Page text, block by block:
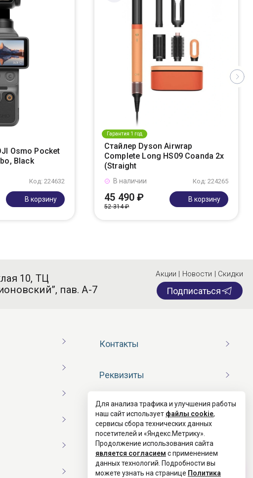
Osmo Pocket
Black
Код: 224632
В корзину
Гарантия 1 год
Стайлер Dyson Airwrap
Complete Long HS09 Coanda 2x
(Straight
Код: 224265
В наличии
45 490 ₽
52 314 ₽
В корзину
10, ТЦ
пав. А-7
Акции | Новости | Скидки
Подписаться
Контакты
Реквизиты
Договор оферты
Согласие на обработку ПД
Политика конфиденциальности
Для анализа трафика и улучшения работы
наш сайт использует файлы cookie,
сервисы сбора технических данных
посетителей и «Яндекс.Метрику».
Продолжение использования сайта
является согласием с применением
данных технологий. Подробности вы
можете узнать на странице Политика